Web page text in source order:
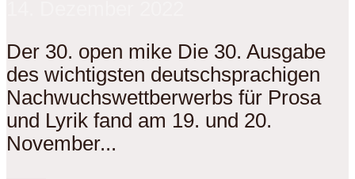
Der 30. open mike Die 30. Ausgabe
des wichtigsten deutschsprachigen
Nachwuchswettberwerbs für Prosa
und Lyrik fand am 19. und 20.
November...